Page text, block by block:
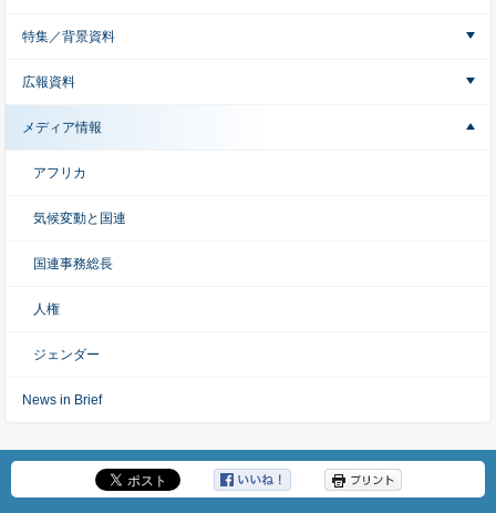
特集／背景資料
広報資料
メディア情報
アフリカ
気候変動と国連
国連事務総長
人権
ジェンダー
News in Brief